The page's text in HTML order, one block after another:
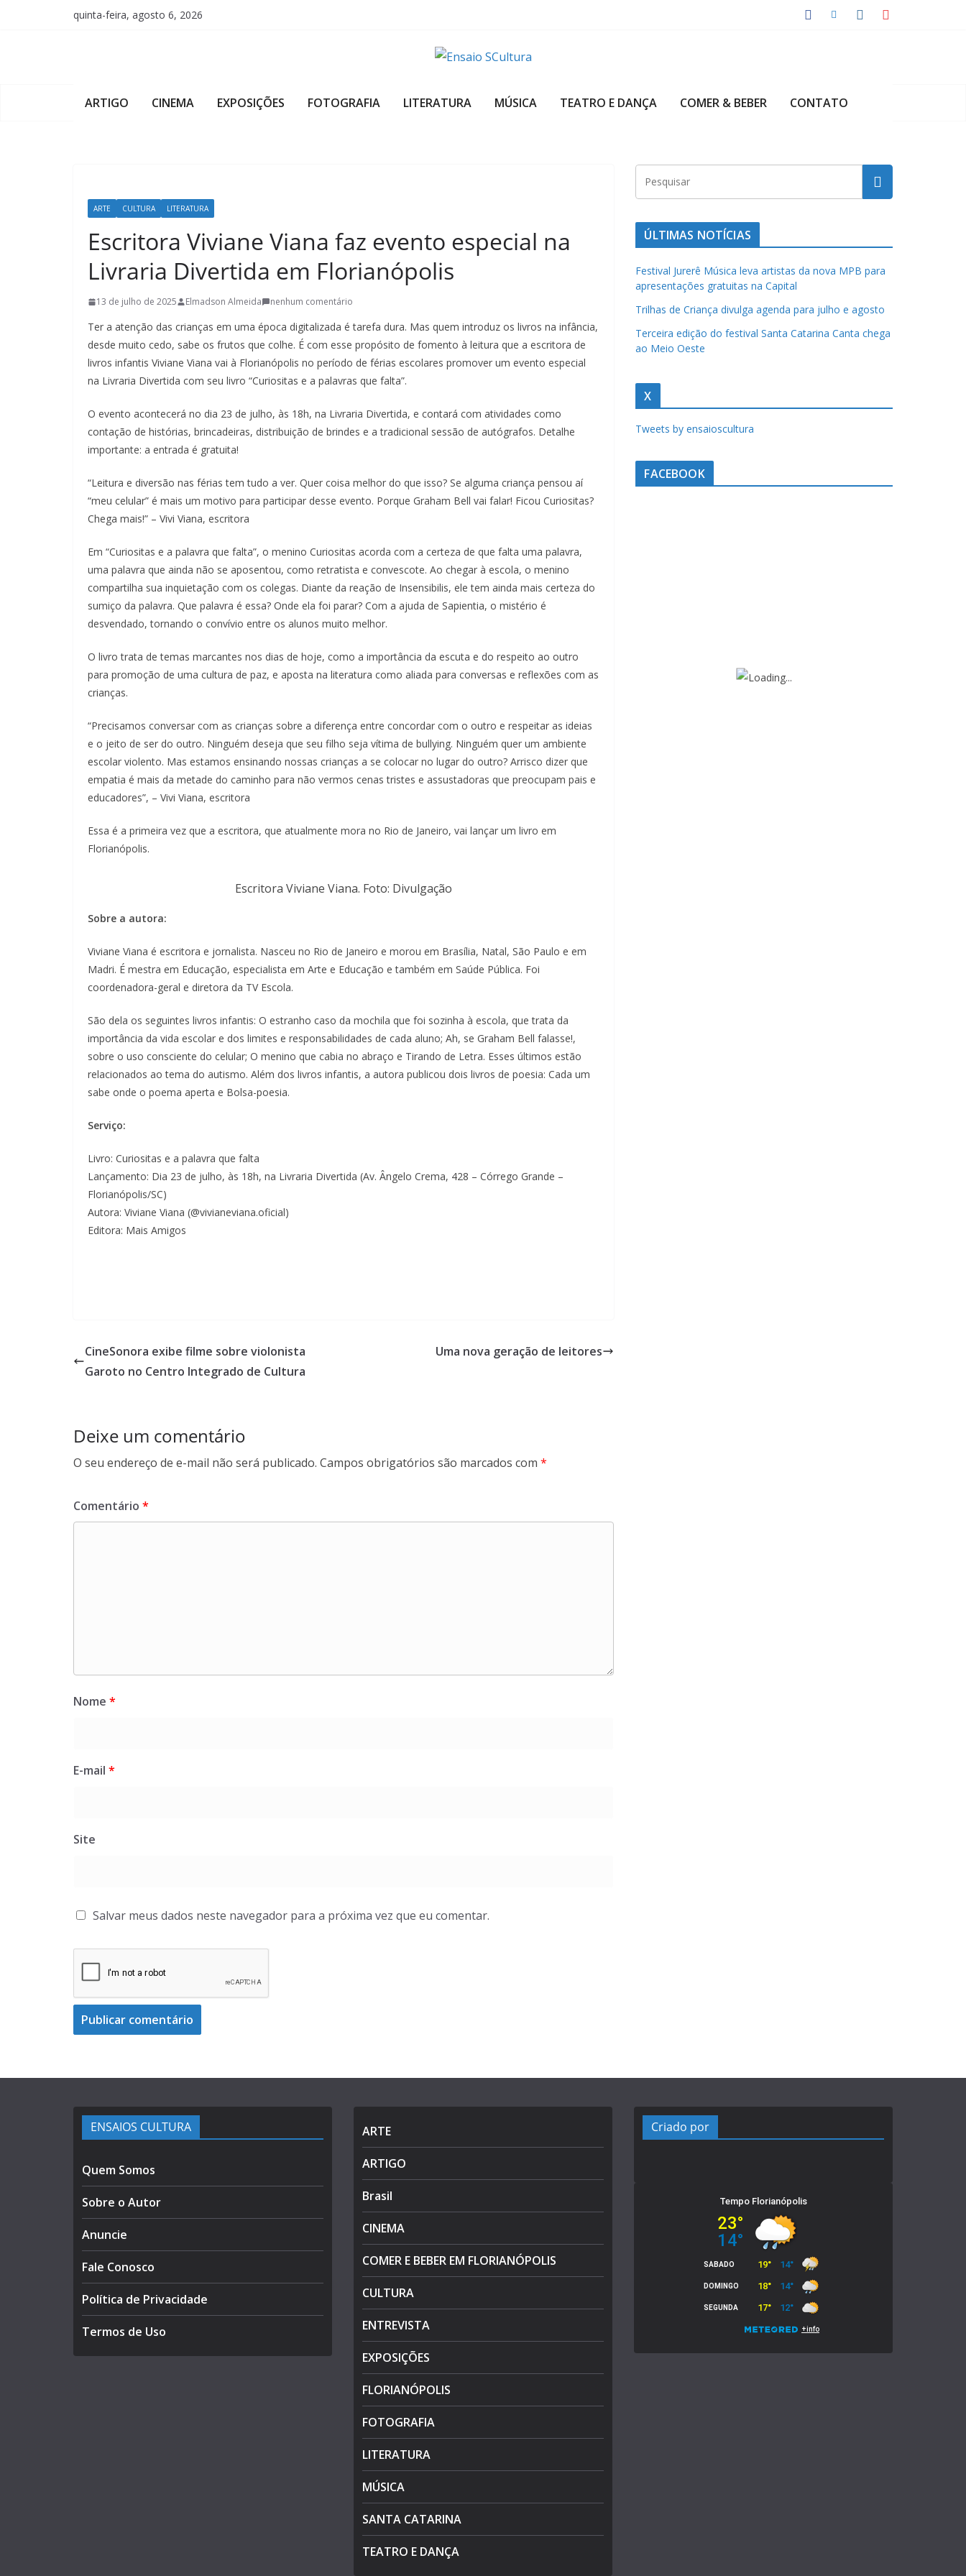
quinta-feira, agosto 6, 2026
e
c
u
u
r
a
a
t
i
n
s
e
a
m
c
q
u
ARTIGO CINEMA EXPOSIÇÕES FOTOGRAFIA LITERATURA MÚSICA TEATRO E DANÇA COMER & BEBER CONTATO
ARTE CULTURA LITERATURA
Escritora Viviane Viana faz evento especial na
Livraria Divertida em Florianópolis
13 de julho de 2025 Elmadson Almeida nenhum comentário
Ter a atenção das crianças em uma época digitalizada é tarefa dura. Mas quem introduz os livros na infância,
desde muito cedo, sabe os frutos que colhe. É com esse propósito de fomento à leitura que a escritora de
livros infantis Viviane Viana vai à Florianópolis no período de férias escolares promover um evento especial
na Livraria Divertida com seu livro “Curiositas e a palavras que falta”.
O evento acontecerá no dia 23 de julho, às 18h, na Livraria Divertida, e contará com atividades como
contação de histórias, brincadeiras, distribuição de brindes e a tradicional sessão de autógrafos. Detalhe
importante: a entrada é gratuita!
“Leitura e diversão nas férias tem tudo a ver. Quer coisa melhor do que isso? Se alguma criança pensou aí
“meu celular” é mais um motivo para participar desse evento. Porque Graham Bell vai falar! Ficou Curiositas?
Chega mais!” – Vivi Viana, escritora
Em “Curiositas e a palavra que falta”, o menino Curiositas acorda com a certeza de que falta uma palavra,
uma palavra que ainda não se aposentou, como retratista e convescote. Ao chegar à escola, o menino
compartilha sua inquietação com os colegas. Diante da reação de Insensibilis, ele tem ainda mais certeza do
sumiço da palavra. Que palavra é essa? Onde ela foi parar? Com a ajuda de Sapientia, o mistério é
desvendado, tornando o convívio entre os alunos muito melhor.
O livro trata de temas marcantes nos dias de hoje, como a importância da escuta e do respeito ao outro
para promoção de uma cultura de paz, e aposta na literatura como aliada para conversas e reflexões com as
crianças.
“Precisamos conversar com as crianças sobre a diferença entre concordar com o outro e respeitar as ideias
e o jeito de ser do outro. Ninguém deseja que seu filho seja vítima de bullying. Ninguém quer um ambiente
escolar violento. Mas estamos ensinando nossas crianças a se colocar no lugar do outro? Arrisco dizer que
empatia é mais da metade do caminho para não vermos cenas tristes e assustadoras que preocupam pais e
educadores”, – Vivi Viana, escritora
Essa é a primeira vez que a escritora, que atualmente mora no Rio de Janeiro, vai lançar um livro em
Florianópolis.
Escritora Viviane Viana. Foto: Divulgação
Sobre a autora:
Viviane Viana é escritora e jornalista. Nasceu no Rio de Janeiro e morou em Brasília, Natal, São Paulo e em
Madri. É mestra em Educação, especialista em Arte e Educação e também em Saúde Pública. Foi
coordenadora-geral e diretora da TV Escola.
São dela os seguintes livros infantis: O estranho caso da mochila que foi sozinha à escola, que trata da
importância da vida escolar e dos limites e responsabilidades de cada aluno; Ah, se Graham Bell falasse!,
sobre o uso consciente do celular; O menino que cabia no abraço e Tirando de Letra. Esses últimos estão
relacionados ao tema do autismo. Além dos livros infantis, a autora publicou dois livros de poesia: Cada um
sabe onde o poema aperta e Bolsa-poesia.
Serviço:
Livro: Curiositas e a palavra que falta
Lançamento: Dia 23 de julho, às 18h, na Livraria Divertida (Av. Ângelo Crema, 428 – Córrego Grande –
Florianópolis/SC)
Autora: Viviane Viana (@vivianeviana.oficial)
Editora: Mais Amigos
CineSonora exibe filme sobre violonista
Garoto no Centro Integrado de Cultura
Uma nova geração de leitores
Deixe um comentário
O seu endereço de e-mail não será publicado. Campos obrigatórios são marcados com *
Comentário *
Nome *
E-mail *
Site
Salvar meus dados neste navegador para a próxima vez que eu comentar.
ÚLTIMAS NOTÍCIAS
Festival Jurerê Música leva artistas da nova MPB para
apresentações gratuitas na Capital
Trilhas de Criança divulga agenda para julho e agosto
Terceira edição do festival Santa Catarina Canta chega
ao Meio Oeste
X
Tweets by ensaioscultura
FACEBOOK
ENSAIOS CULTURA
Quem Somos
Sobre o Autor
Anuncie
Fale Conosco
Política de Privacidade
Termos de Uso
ARTE
ARTIGO
Brasil
CINEMA
COMER E BEBER EM FLORIANÓPOLIS
CULTURA
ENTREVISTA
EXPOSIÇÕES
FLORIANÓPOLIS
FOTOGRAFIA
LITERATURA
MÚSICA
SANTA CATARINA
TEATRO E DANÇA
Criado por